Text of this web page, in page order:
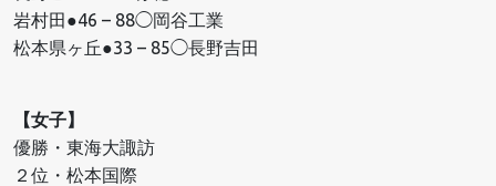
岩村田●46 – 88◯岡谷工業
松本県ヶ丘●33 – 85◯長野吉田
【女子】
優勝・東海大諏訪
２位・松本国際